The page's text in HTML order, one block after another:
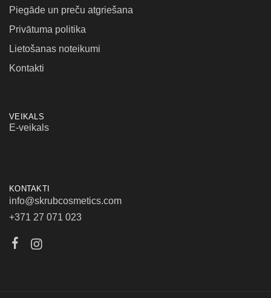
Piegāde un preču atgriešana
Privātuma politika
Lietošanas noteikumi
Kontakti
VEIKALS
E-veikals
KONTAKTI
info@skrubcosmetics.com
+371 27 071 023